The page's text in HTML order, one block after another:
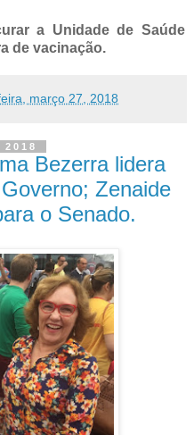
a Unidade de Saúde
de vacinação.
março 27, 2018
Bezerra lidera
Zenaide
o Senado.